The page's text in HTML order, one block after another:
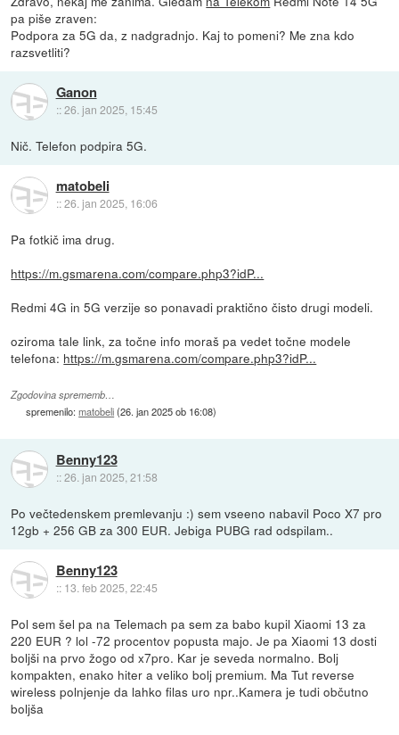
pa piše zraven:
Podpora za 5G da, z nadgradnjo. Kaj to pomeni? Me zna kdo
razsvetliti?
Ganon
::26. jan 2025, 15:45
Nič. Telefon podpira 5G.
matobeli
::26. jan 2025, 16:06
Pa fotkič ima drug.
https://m.gsmarena.com/compare.php3?idP...
Redmi 4G in 5G verzije so ponavadi praktično čisto drugi modeli.
oziroma tale link, za točne info moraš pa vedet točne modele
telefona: https://m.gsmarena.com/compare.php3?idP...
Zgodovina sprememb…
spremenilo:matobeli(26. jan 2025 ob 16:08)
Benny123
::26. jan 2025, 21:58
Po večtedenskem premlevanju :) sem vseeno nabavil Poco X7 pro
12gb + 256 GB za 300 EUR. Jebiga PUBG rad odspilam..
Benny123
:: 13. feb 2025, 22:45
Pol sem šel pa na Telemach pa sem za babo kupil Xiaomi 13 za
220 EUR ? lol -72 procentov popusta majo. Je pa Xiaomi 13 dosti
boljši na prvo žogo od x7pro. Kar je seveda normalno. Bolj
kompakten, enako hiter a veliko bolj premium. Ma Tut reverse
wireless polnjenje da lahko filas uro npr..Kamera je tudi občutno
boljša